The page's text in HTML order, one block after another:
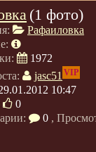
(1 фото)
Рафаиловка
1972
jasc51 VIP
10:47
0
0 ,